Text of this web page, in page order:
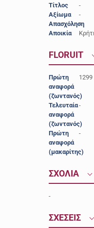
Τίτλος
-
Αξίωμα
-
Απασχόληση
-
Αποικία
FLORUIT
Πρώτη
αναφορά
(ζωντανός)
1299
Τελευταία
αναφορά
(ζωντανός)
-
Πρώτη
αναφορά
(μακαρίτης)
-
ΣΧΟΛΙΑ
-
ΣΧΕΣΕΙΣ